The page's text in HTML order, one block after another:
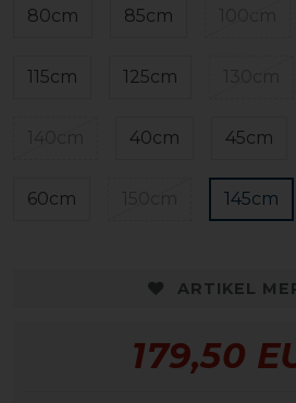
80cm 85cm
115cm 125cm
40cm 45cm
60cm 145cm
ARTIKEL
179,50